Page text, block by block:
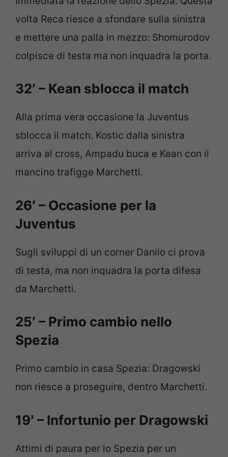
volta Reca riesce a sfondare sulla sinistra
e mettere una palla in mezzo: Shomurodov
colpisce di testa ma non inquadra la porta.
32′ – Kean sblocca il match
Alla prima vera occasione la Juventus
sblocca il match. Kostic dalla sinistra
arriva al cross, Ampadu buca e Kean con il
mancino trafigge Marchetti.
26′ – Occasione per la
Juventus
Sugli sviluppi di un corner Danilo ci prova
di testa, ma non inquadra la porta difesa
da Marchetti.
25′ – Primo cambio nello
Spezia
Primo cambio in casa Spezia: Dragowski
non riesce a proseguire, dentro Marchetti.
19′ – Infortunio per Dragowski
Attimi di paura per lo Spezia per un